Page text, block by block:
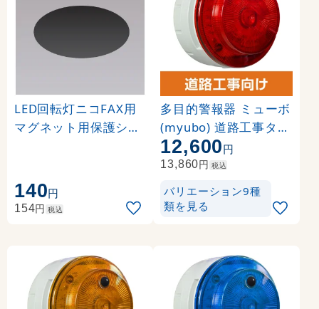
LED回転灯ニコFAX用
マグネット用保護シー
140円
154円 税込
多目的警報器 ミューボ
(myubo) 道路工事タイ
プ 赤 電池式 人感セン
サー付 (VK10M-B04JR-
12,600円
13,860円 税込
バリエーション9種
類を見る